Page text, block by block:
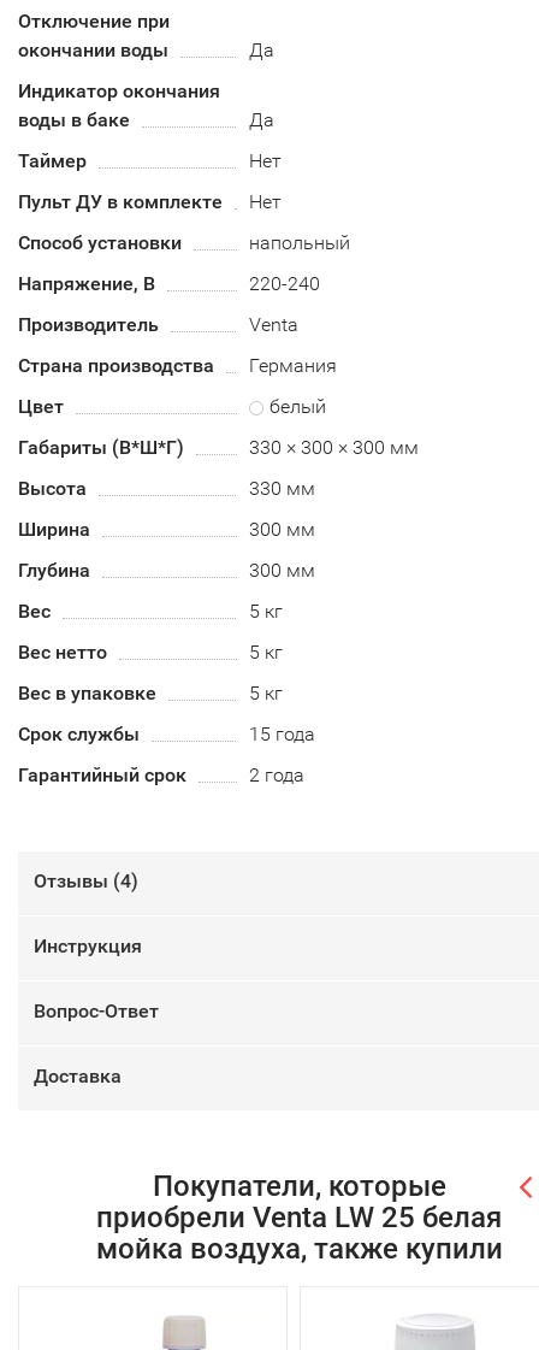
Отключение при
окончании воды
Да
Индикатор окончания
воды в баке
Да
Таймер
Нет
Пульт ДУ в комплекте
Нет
Способ установки
напольный
Напряжение, В
220-240
Производитель
Venta
Страна производства
Германия
Цвет
белый
Габариты (В*Ш*Г)
330 × 300 × 300 мм
Высота
330 мм
Ширина
300 мм
Глубина
300 мм
Вес
5 кг
Вес нетто
5 кг
Вес в упаковке
5 кг
Срок службы
15 года
Гарантийный срок
2 года
Отзывы (4)
Инструкция
Вопрос-Ответ
Доставка
Покупатели, которые
приобрели Venta LW 25 белая
мойка воздуха, также купили